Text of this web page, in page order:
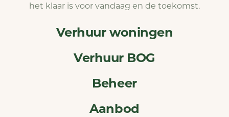
het klaar is voor vandaag en de toekomst.
Verhuur woningen
Verhuur BOG
Beheer
Aanbod